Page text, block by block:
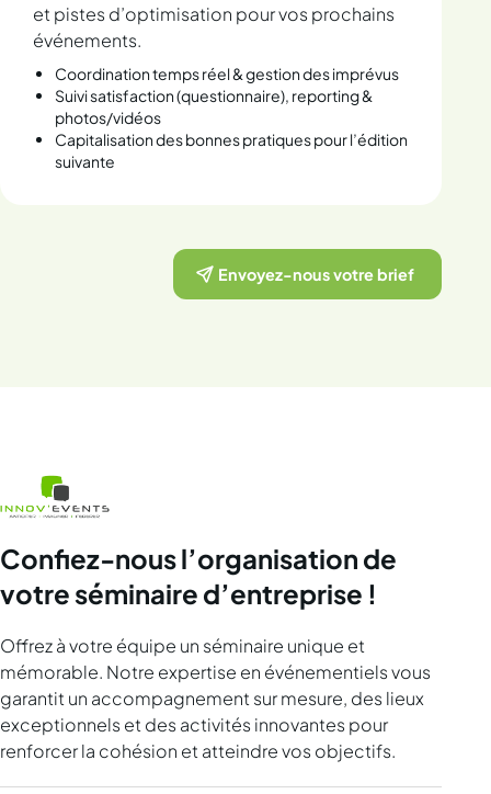
et pistes d’optimisation pour vos prochains
événements.
Coordination temps réel & gestion des imprévus
Suivi satisfaction (questionnaire), reporting &
photos/vidéos
Capitalisation des bonnes pratiques pour l’édition
suivante
Envoyez-nous votre brief
Confiez-nous l’organisation de
votre séminaire d’entreprise !
Offrez à votre équipe un séminaire unique et
mémorable. Notre expertise en événementiels vous
garantit un accompagnement sur mesure, des lieux
exceptionnels et des activités innovantes pour
renforcer la cohésion et atteindre vos objectifs.